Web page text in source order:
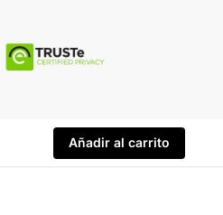
Añadir al carrito